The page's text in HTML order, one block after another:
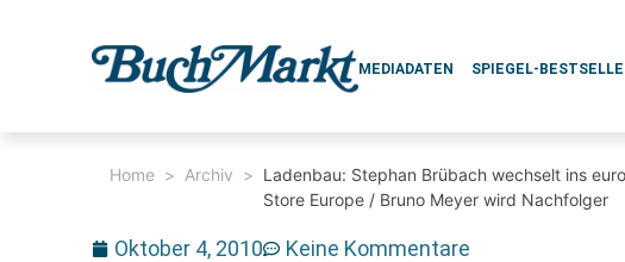
MEDIADATEN SPIEGEL-
Home > Archiv > Ladenbau: Stephan Brübach wechselt ins
Store Europe / Bruno Meyer wird Nachfolger
Oktober 4, 2010 Keine Kommentare